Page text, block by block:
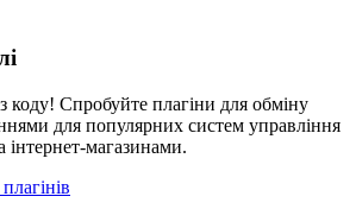
коду! Спробуйте плагіни для обміну
для популярних систем управління
магазинами.